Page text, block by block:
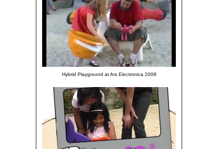
Hybrid Playground at Ars Electronica 2008